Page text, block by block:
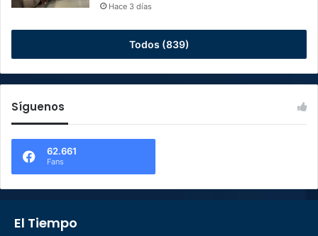
Hace 3 días
Todos (839)
Síguenos
62.661
Fans
El Tiempo